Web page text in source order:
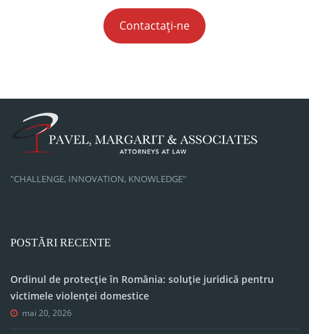
Contactați-ne
"CHALLENGE, INNOVATION, KNOWLEDGE"
POSTĂRI RECENTE
Ordinul de protecție în România: soluție juridică pentru
victimele violenței domestice
mai 20, 2026